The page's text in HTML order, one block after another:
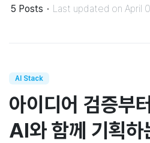
5 Posts · Last updated on April
AI Stack
아이디어 검증부
AI와 함께 기획하